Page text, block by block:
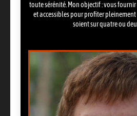
toute sérénité. Mon objectif : vous
et accessibles pour profiter pleinement
soient sur quatre ou